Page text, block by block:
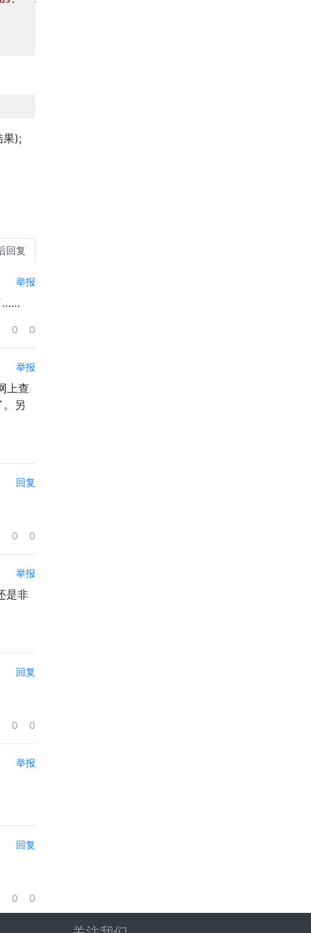
果);
回复
举报
……
0 0
举报
上查
另
回复
0 0
举报
是非
回复
0 0
举报
回复
0 0